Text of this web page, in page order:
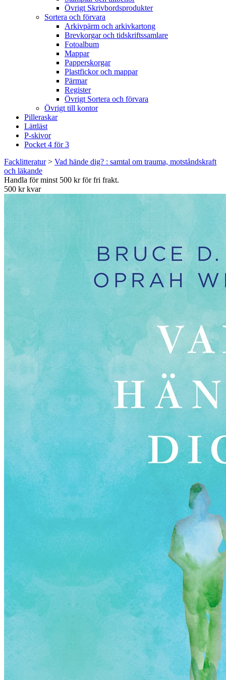
Övrigt Skrivbordsprodukter
Sortera och förvara
Arkivpärm och arkivkartong
Brevkorgar och tidskriftssamlare
Fotoalbum
Mappar
Papperskorgar
Plastfickor och mappar
Pärmar
Register
Övrigt Sortera och förvara
Övrigt till kontor
Pilleraskar
Lättläst
P-skivor
Pocket 4 för 3
Facklitteratur> Vad hände dig? : samtal om trauma, motståndskraft
och läkande
Handla för minst 500 kr för fri frakt.
500 kr kvar